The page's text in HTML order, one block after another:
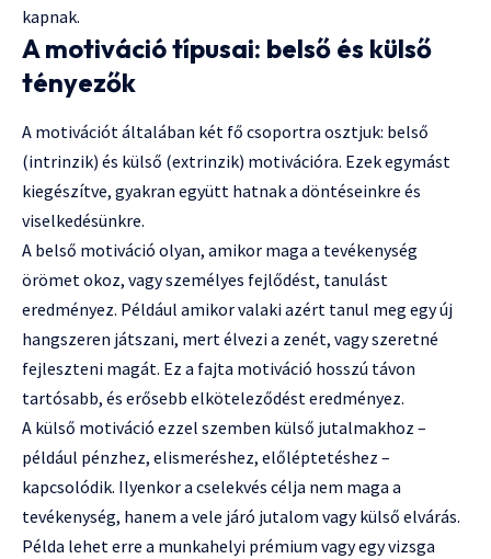
kapnak.
A motiváció típusai: belső és külső
tényezők
A motivációt általában két fő csoportra osztjuk: belső
(intrinzik) és külső (extrinzik) motivációra. Ezek egymást
kiegészítve, gyakran együtt hatnak a döntéseinkre és
viselkedésünkre.
A belső motiváció olyan, amikor maga a tevékenység
örömet okoz, vagy személyes fejlődést, tanulást
eredményez. Például amikor valaki azért tanul meg egy új
hangszeren játszani, mert élvezi a zenét, vagy szeretné
fejleszteni magát. Ez a fajta motiváció hosszú távon
tartósabb, és erősebb elköteleződést eredményez.
A külső motiváció ezzel szemben külső jutalmakhoz –
például pénzhez, elismeréshez, előléptetéshez –
kapcsolódik. Ilyenkor a cselekvés célja nem maga a
tevékenység, hanem a vele járó jutalom vagy külső elvárás.
Példa lehet erre a munkahelyi prémium vagy egy vizsga